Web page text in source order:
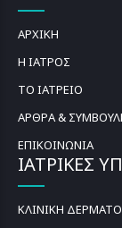
ΑΡΧΙΚΗ
Η ΙΑΤΡΟΣ
ΤΟ ΙΑΤΡΕΙΟ
ΑΡΘΡΑ &
ΕΠΙΚΟΙΝΩΝΙΑ
ΙΑΤΡΙΚΕΣ
ΚΛΙΝΙΚΗ